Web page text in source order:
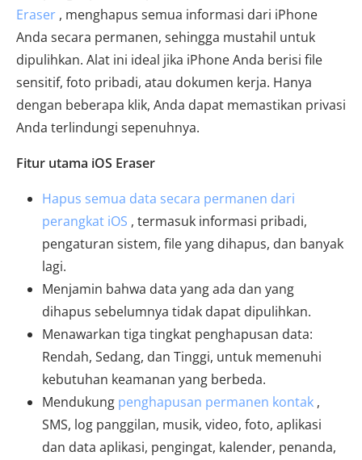
Eraser , menghapus semua informasi dari iPhone
Anda secara permanen, sehingga mustahil untuk
dipulihkan. Alat ini ideal jika iPhone Anda berisi file
sensitif, foto pribadi, atau dokumen kerja. Hanya
dengan beberapa klik, Anda dapat memastikan privasi
Anda terlindungi sepenuhnya.
Fitur utama iOS Eraser
Hapus semua data secara permanen dari
perangkat iOS , termasuk informasi pribadi,
pengaturan sistem, file yang dihapus, dan banyak
lagi.
Menjamin bahwa data yang ada dan yang
dihapus sebelumnya tidak dapat dipulihkan.
Menawarkan tiga tingkat penghapusan data:
Rendah, Sedang, dan Tinggi, untuk memenuhi
kebutuhan keamanan yang berbeda.
Mendukung penghapusan permanen kontak ,
SMS, log panggilan, musik, video, foto, aplikasi
dan data aplikasi, pengingat, kalender, penanda,